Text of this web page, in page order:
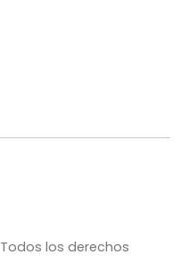
Todos los derechos